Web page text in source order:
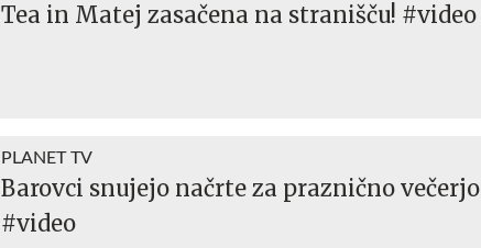
Tea in Matej zasačena na stranišču! #video
PLANET TV
Barovci snujejo načrte za praznično večerjo
#video